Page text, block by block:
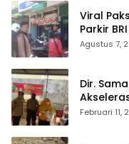
Viral
Parkir
Polresta
Agustus 7,
Dir.
SDN 001
Februari 11,